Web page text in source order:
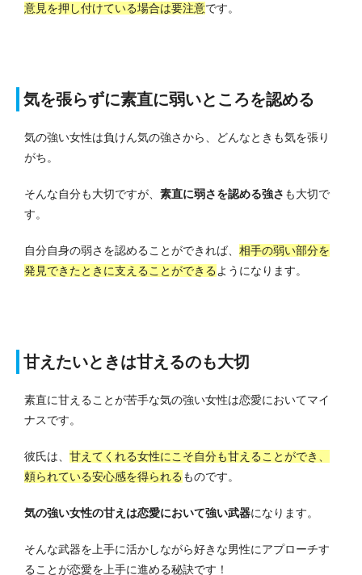
意見を押し付けている場合は要注意です。
気を張らずに素直に弱いところを認める
気の強い女性は負けん気の強さから、どんなときも気を張り
がち。
そんな自分も大切ですが、 素直に弱さを認める強さ も大切で
す。
自分自身の弱さを認めることができれば、 相手の弱い部分を
発見できたときに支えることができる ようになります。
甘えたいときは甘えるのも大切
素直に甘えることが苦手な気の強い女性は恋愛においてマイ
ナスです。
彼氏は、 甘えてくれる女性にこそ自分も甘えることができ、
頼られている安心感を得られる ものです。
気の強い女性の甘えは恋愛において強い武器になります。
そんな武器を上手に活かしながら好きな男性にアプローチす
ることが恋愛を上手に進める秘訣です！